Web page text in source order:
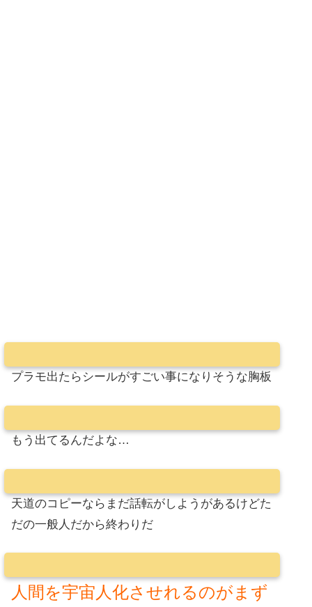
プラモ出たらシールがすごい事になりそうな胸板
もう出てるんだよな…
天道のコピーならまだ話転がしようがあるけどた
だの一般人だから終わりだ
人間を宇宙人化させれるのがまず